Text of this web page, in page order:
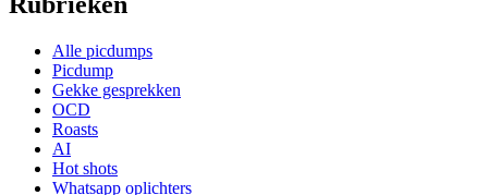
Alle picdumps
Picdump
Gekke gesprekken
OCD
Roasts
AI
Hot shots
Whatsapp oplichters